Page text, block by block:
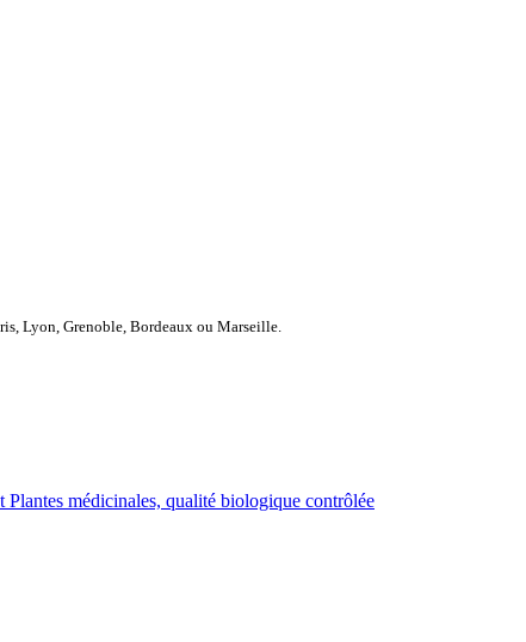
Lyon, Grenoble, Bordeaux ou Marseille.